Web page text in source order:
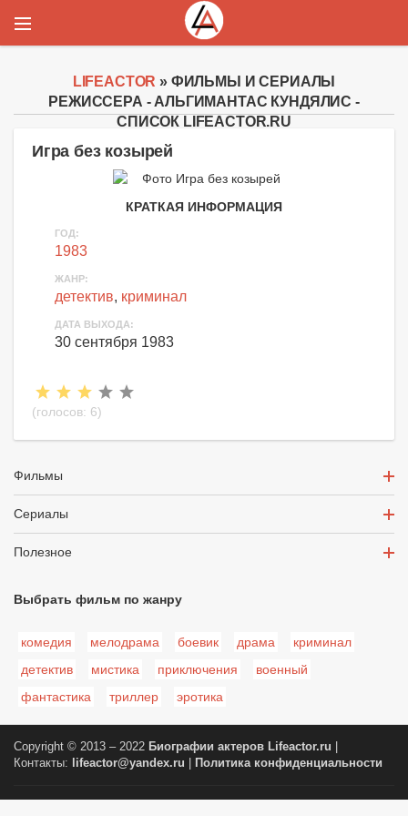
LIFEACTOR » ФИЛЬМЫ И СЕРИАЛЫ
РЕЖИССЕРА - АЛЬГИМАНТАС КУНДЯЛИС -
СПИСОК LIFEACTOR.RU
Игра без козырей
КРАТКАЯ ИНФОРМАЦИЯ
ГОД:
1983
ЖАНР:
детектив, криминал
ДАТА ВЫХОДА:
30 сентября 1983
(голосов: 6)
Фильмы
Сериалы
Полезное
Выбрать фильм по жанру
комедия мелодрама боевик драма
криминал
детектив
мистика приключения
военный
фантастика
триллер эротика
Copyright © 2013 – 2022 Биографии актеров Lifeactor.ru
Контакты:
lifeactor@yandex.ru Политика конфиденциальности